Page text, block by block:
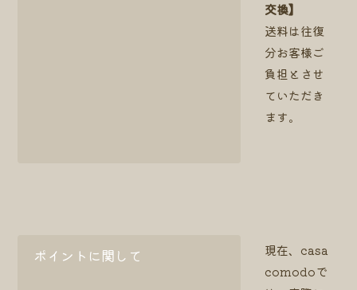
交換】
送料は往復
分お客様ご
負担とさせ
ていただき
ます。
ポイントに関して
現在、casa
comodoで